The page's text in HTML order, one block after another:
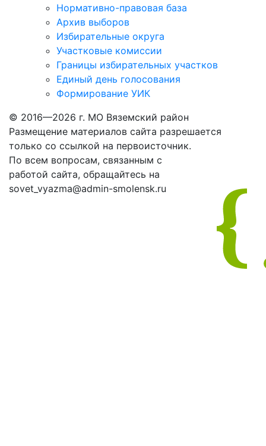
Нормативно-правовая база
Архив выборов
Избирательные округа
Участковые комиссии
Границы избирательных участков
Единый день голосования
Формирование УИК
© 2016—2026 г. МО Вяземский район
Размещение материалов сайта разрешается
только со ссылкой на первоисточник.
По всем вопросам, связанным с
работой сайта, обращайтесь на
sovet_vyazma@admin-smolensk.ru